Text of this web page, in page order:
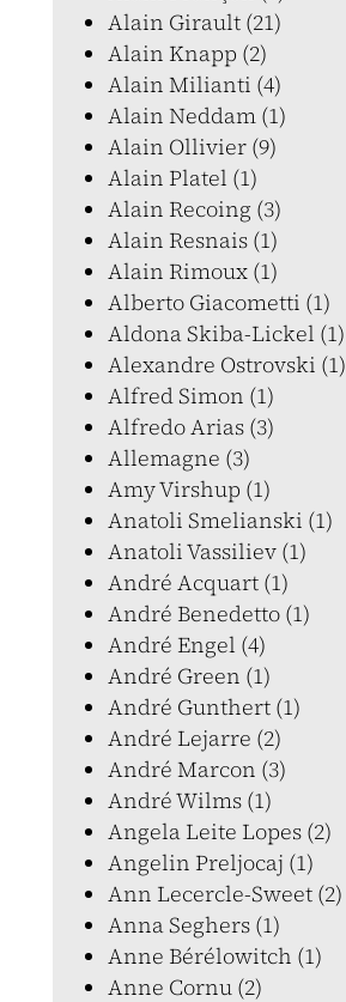
Alain Girault (21)
Alain Knapp (2)
Alain Milianti (4)
Alain Neddam (1)
Alain Ollivier (9)
Alain Platel (1)
Alain Recoing (3)
Alain Resnais (1)
Alain Rimoux (1)
Alberto Giacometti (1)
Aldona Skiba-Lickel (1)
Alexandre Ostrovski (1)
Alfred Simon (1)
Alfredo Arias (3)
Allemagne (3)
Amy Virshup (1)
Anatoli Smelianski (1)
Anatoli Vassiliev (1)
André Acquart (1)
André Benedetto (1)
André Engel (4)
André Green (1)
André Gunthert (1)
André Lejarre (2)
André Marcon (3)
André Wilms (1)
Angela Leite Lopes (2)
Angelin Preljocaj (1)
Ann Lecercle-Sweet (2)
Anna Seghers (1)
Anne Bérélowitch (1)
Anne Cornu (2)